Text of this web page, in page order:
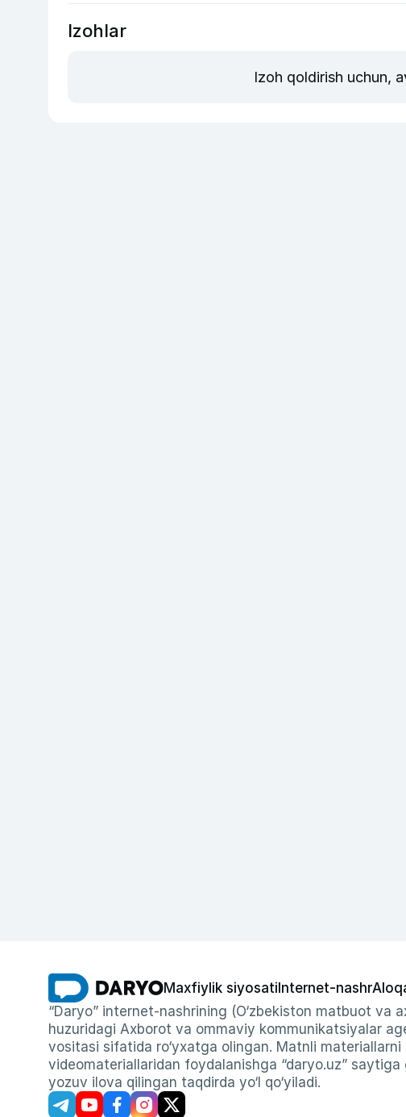
Izohlar
Izoh qoldirish uchun,
Maxfiylik siyosati Internet-nashr
“Daryo” internet-nashrining (O‘zbekiston matbuot va
huzuridagi Axborot va ommaviy kommunikatsiyalar
vositasi sifatida ro‘yxatga olingan. Matnli
videomateriallaridan foydalanishga “daryo.uz”
yozuv ilova qilingan taqdirda yo‘l qo‘yiladi.